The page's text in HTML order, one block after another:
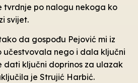
tvrdnje po nalogu nekoga ko
svijet.
da gospođu Pejović mi iz
učestvovala nego i dala ključni
dati ključni doprinos za ulazak
je Strujić Harbić.